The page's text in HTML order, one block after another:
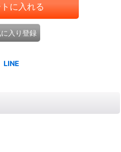
に入れる
入り登録